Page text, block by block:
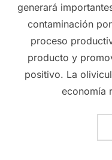
generará
contaminación
proceso
producto y
positivo. La
economía